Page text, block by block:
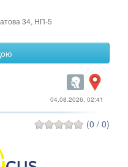
34, НП-5
04.08.2026, 02:41
(0 / 0)